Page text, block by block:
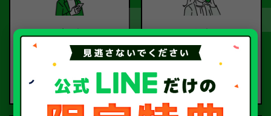
ご依頼
お電話または査定フォー
ご依頼ください。
査定
査定のプロが
お電話で回答いたしま
す。